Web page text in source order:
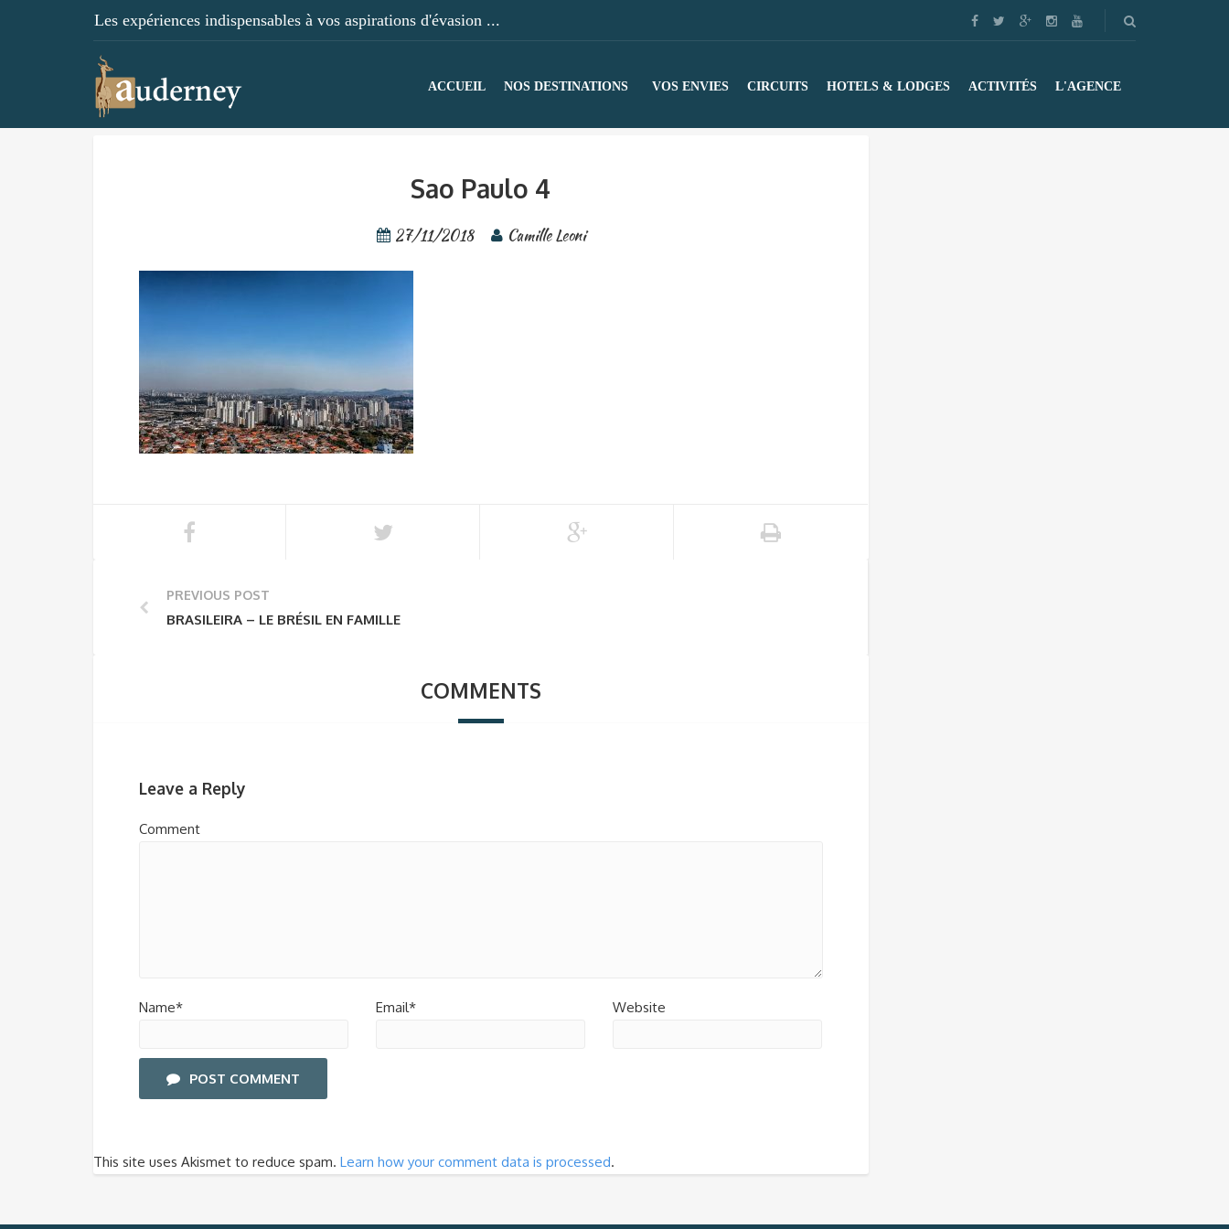
Les expériences indispensables à vos aspirations d'évasion ...
ACCUEIL NOS DESTINATIONS VOS ENVIES CIRCUITS HOTELS & LODGES ACTIVITÉS L'AGENCE
Sao Paulo 4
27/11/2018 Camille Leoni
PREVIOUS POST
BRASILEIRA – LE BRÉSIL EN FAMILLE
COMMENTS
Leave a Reply
Comment
Name* Email* Website
POST COMMENT
This site uses Akismet to reduce spam. Learn how your comment data is processed.